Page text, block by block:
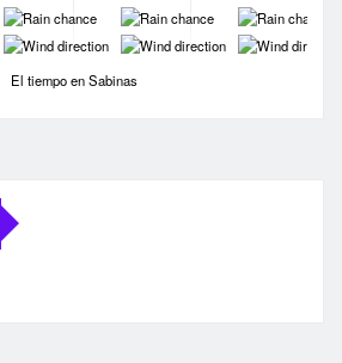
-
-
-
-
-
-
El tiempo en Sabinas